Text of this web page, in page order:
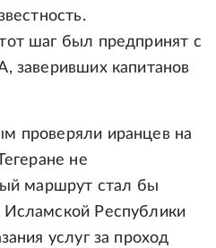
шаг был предпринят с
заверивших капитанов
проверяли иранцев на
не
маршрут стал бы
Республики
услуг за проход